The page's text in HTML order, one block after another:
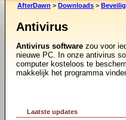
AfterDawn > Downloads >
Antivirus
Antivirus software zou voor
nieuwe PC. In onze antivirus
computer kosteloos te
makkelijk het programma
Laatste updates